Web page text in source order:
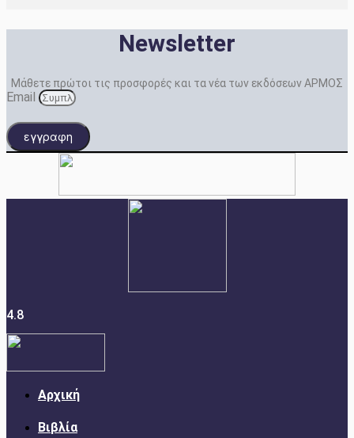
Newsletter
Μάθετε πρώτοι τις προσφορές και τα νέα των εκδόσεων ΑΡΜΟΣ
Email
εγγραφη
4.8
Αρχική
Βιβλία